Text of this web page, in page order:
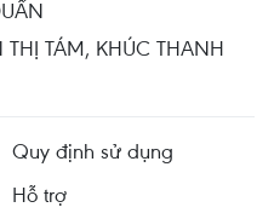
TÁM, KHÚC THANH
Quy định sử dụng
Hỗ trợ